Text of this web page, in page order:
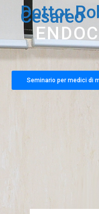
Dottor
Cesareo
Seminario per medici di